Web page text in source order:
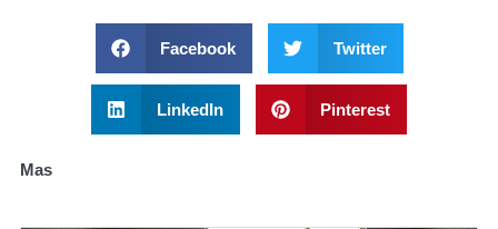
Facebook Twitter
LinkedIn Pinterest
Mas